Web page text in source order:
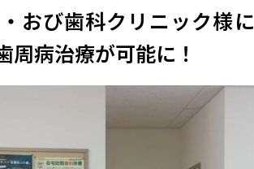
おび歯科クリニック様​に
周病治療が可能に！